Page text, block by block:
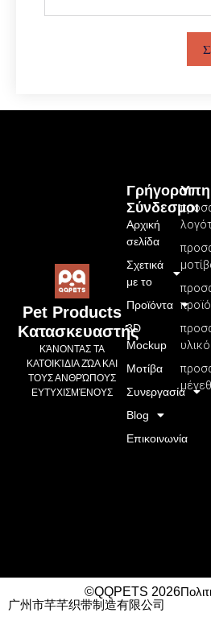
Pet Products
Κατασκευαστής
ΚΆΝΟΝΤΑΣ ΤΑ
ΚΑΤΟΙΚΊΔΙΑ ΖΏΑ ΚΑΙ
ΤΟΥΣ ΑΝΘΡΏΠΟΥΣ
ΕΥΤΥΧΙΣΜΈΝΟΥΣ
υλικό
Γρήγοροι
Σύνδεσμοι
Αρχική
σελίδα
Σχετικά
με το
Προϊόντα
3D
Mockup
Μοτίβα
Συνεργασία
Blog
Επικοινωνία
©QQPETS 2026
广州市芊芊织带制造有限公司